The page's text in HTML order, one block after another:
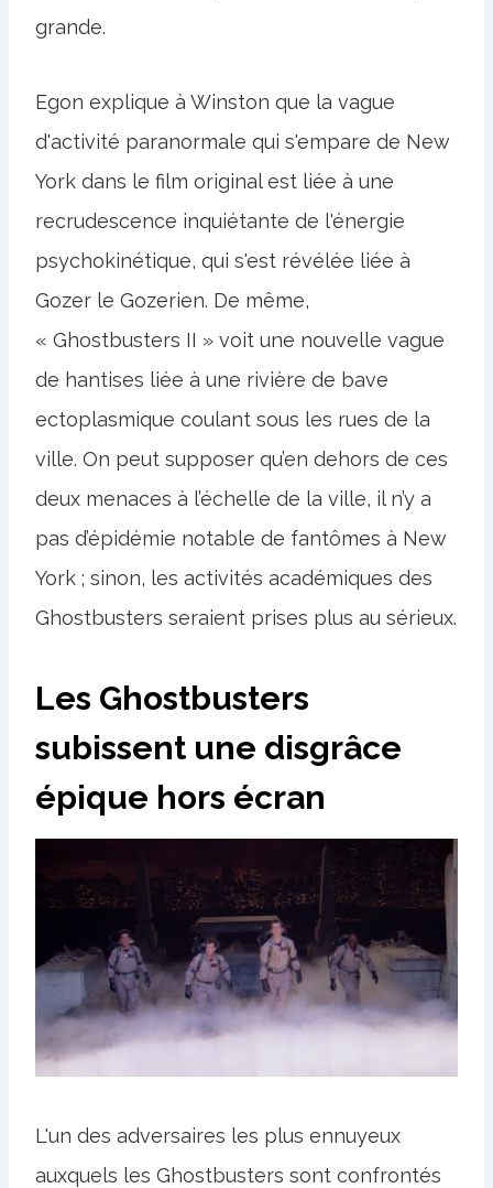
grande.
Egon explique à Winston que la vague
d'activité paranormale qui s'empare de New
York dans le film original est liée à une
recrudescence inquiétante de l'énergie
psychokinétique, qui s'est révélée liée à
Gozer le Gozerien. De même,
« Ghostbusters II » voit une nouvelle vague
de hantises liée à une rivière de bave
ectoplasmique coulant sous les rues de la
ville. On peut supposer qu’en dehors de ces
deux menaces à l’échelle de la ville, il n’y a
pas d’épidémie notable de fantômes à New
York ; sinon, les activités académiques des
Ghostbusters seraient prises plus au sérieux.
Les Ghostbusters
subissent une disgrâce
épique hors écran
L'un des adversaires les plus ennuyeux
auxquels les Ghostbusters sont confrontés